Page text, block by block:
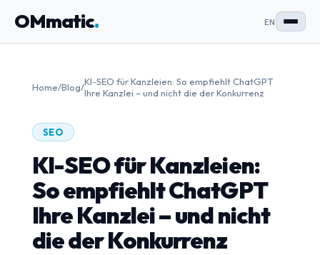
OMmatic. EN
Home/Blog/KI-SEO für Kanzleien: So empfiehlt ChatGPT
Ihre Kanzlei – und nicht die der Konkurrenz
SEO
KI-SEO für Kanzleien:
So empfiehlt ChatGPT
Ihre Kanzlei – und nicht
die der Konkurrenz